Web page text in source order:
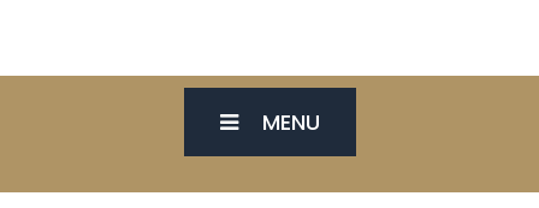
MENU